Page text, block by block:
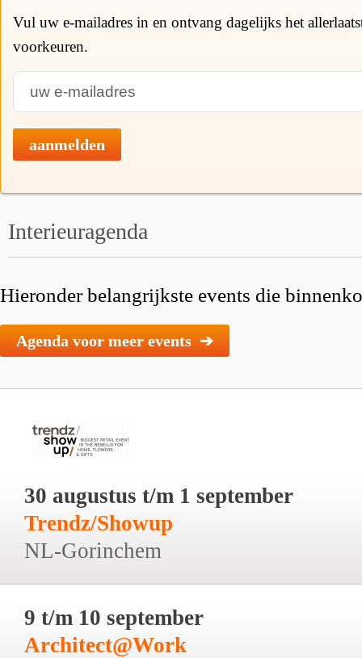
Vul uw e-mailadres in en ontvang dagelijks het
voorkeuren.
aanmelden
Interieuragenda
Hieronder belangrijkste events die
Agenda voor meer events ➔
30 augustus t/m 1 september
Trendz/Showup
NL-Gorinchem
9 t/m 10 september
Architect@Work